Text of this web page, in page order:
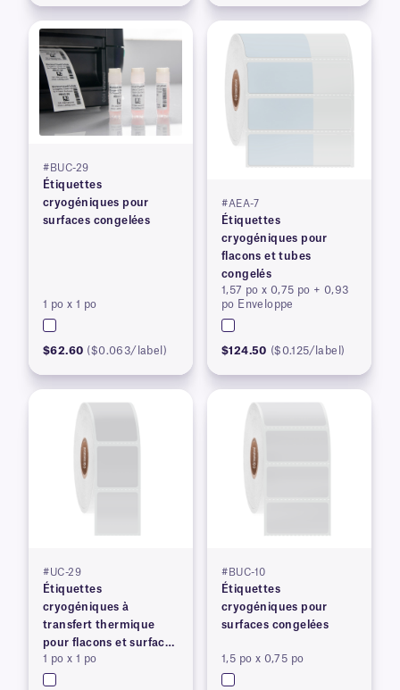
#BUC-29
Étiquettes
cryogéniques pour
surfaces congelées
1 po x 1 po
$62.60 ($0.063/label)
#AEA-7
Étiquettes
cryogéniques pour
flacons et tubes
congelés
1,57 po x 0,75 po + 0,93
po Enveloppe
$124.50 ($0.125/label)
#UC-29
Étiquettes
cryogéniques à
transfert thermique
pour flacons et surfaces
congelés
1 po x 1 po
#BUC-10
Étiquettes
cryogéniques pour
surfaces congelées
1,5 po x 0,75 po